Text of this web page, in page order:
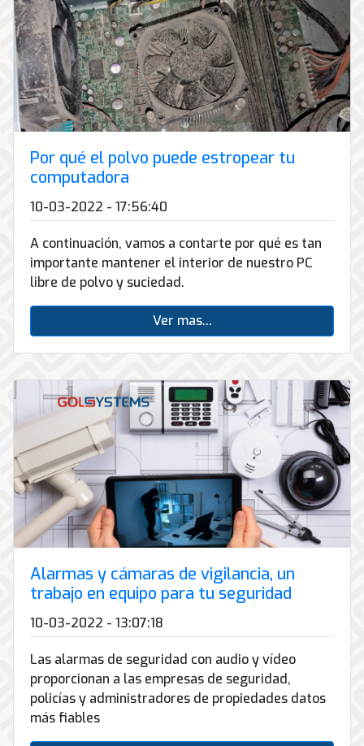
de
Internet
Por qué el polvo puede estropear tu
computadora
10-03-2022 - 17:56:40
A continuación, vamos a contarte por qué es tan
importante mantener el interior de nuestro PC
libre de polvo y suciedad.
Ver mas...
Alarmas y cámaras de vigilancia, un
trabajo en equipo para tu seguridad
10-03-2022 - 13:07:18
Las alarmas de seguridad con audio y vídeo
proporcionan a las empresas de seguridad,
policías y administradores de propiedades datos
más fiables